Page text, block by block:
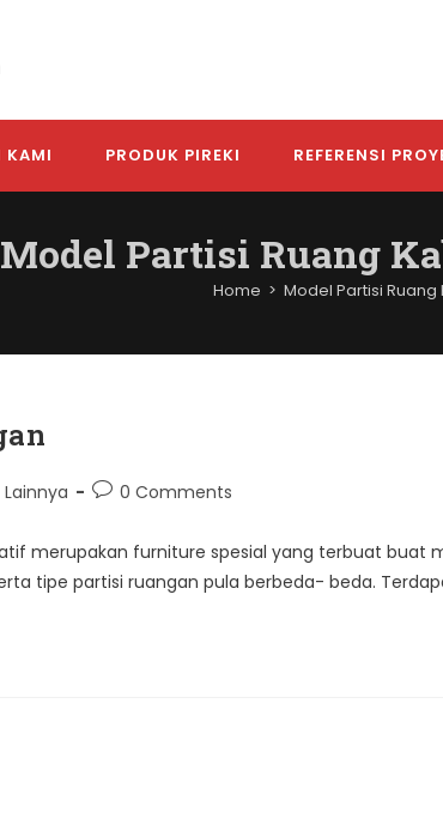
KAMI PRODUK PIREKI REFERENSI
Model Partisi Ruang
Home > Model Partisi
Lainnya
Post0 Comments
merupakan furniture spesial yang terbuat buat
tipe partisi ruangan pula berbeda- beda.